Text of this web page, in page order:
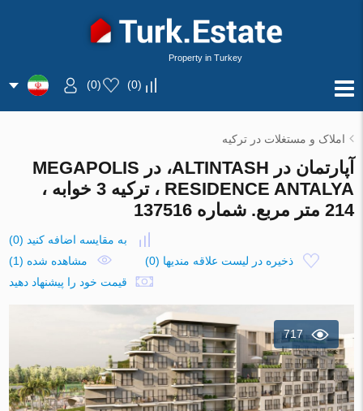
Property in Turkey
(
0
)
(
0
)
املاک و مستغلات در ترکیه
آپارتمان در ALTINTASH، در MEGAPOLIS
RESIDENCE ANTALYA ، ترکیه 3 خوابه ،
214 متر مربع. شماره 137516
به مقایسه اضافه کنید (
0
)
ذخیره در لیست علاقه مندیها (
0
)
مشاهده شده (1)
قیمت خود را پیشنهاد دهید
717